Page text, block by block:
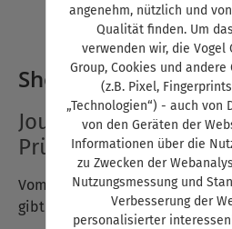
Shop
Journale,
Prüfungsvorbereiter
Vom Azubi bis zum Meister — im
gibt es alle Medien für den
angenehm, nützlich und
Qualität finden. Um
verwenden wir, die Vogel
Group, Cookies und
(z.B. Pixel,
„Technologien“) - auch von
von den Geräten der
Informationen über die
zu Zwecken der
Nutzungsmessung und
Verbesserung der
personalisierter